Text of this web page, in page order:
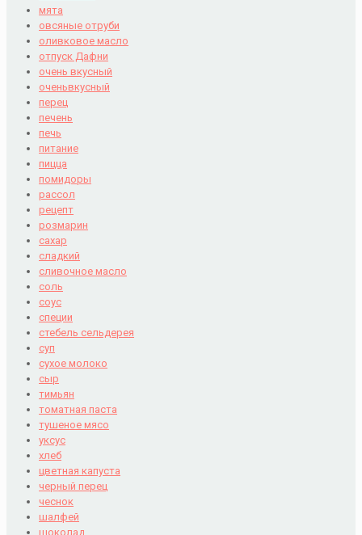
мята
овсяные отруби
оливковое масло
отпуск Дафни
очень вкусный
оченьвкусный
перец
печень
печь
питание
пицца
помидоры
рассол
рецепт
розмарин
сахар
сладкий
сливочное масло
соль
соус
специи
стебель сельдерея
суп
сухое молоко
сыр
тимьян
томатная паста
тушеное мясо
уксус
хлеб
цветная капуста
черный перец
чеснок
шалфей
шоколад